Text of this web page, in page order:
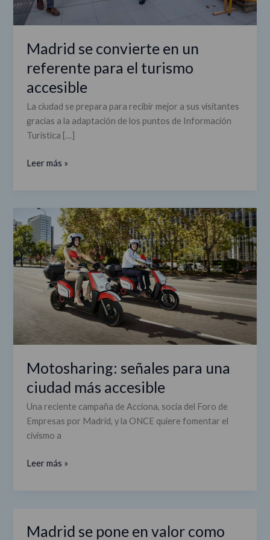
Madrid se convierte en un
referente para el turismo
accesible
La ciudad se prepara para recibir mejor a sus visitantes
gracias a la adaptación de los puntos de Información
Turística […]
Leer más »
Motosharing: señales para una
ciudad más accesible
Una reciente campaña de Acciona, socia del Foro de
Empresas por Madrid, y la ONCE quiere fomentar el
civismo a
Motosharing:
señales
para
una
ciudad
más
accesible
Leer más »
Madrid se pone en valor como
Madrid